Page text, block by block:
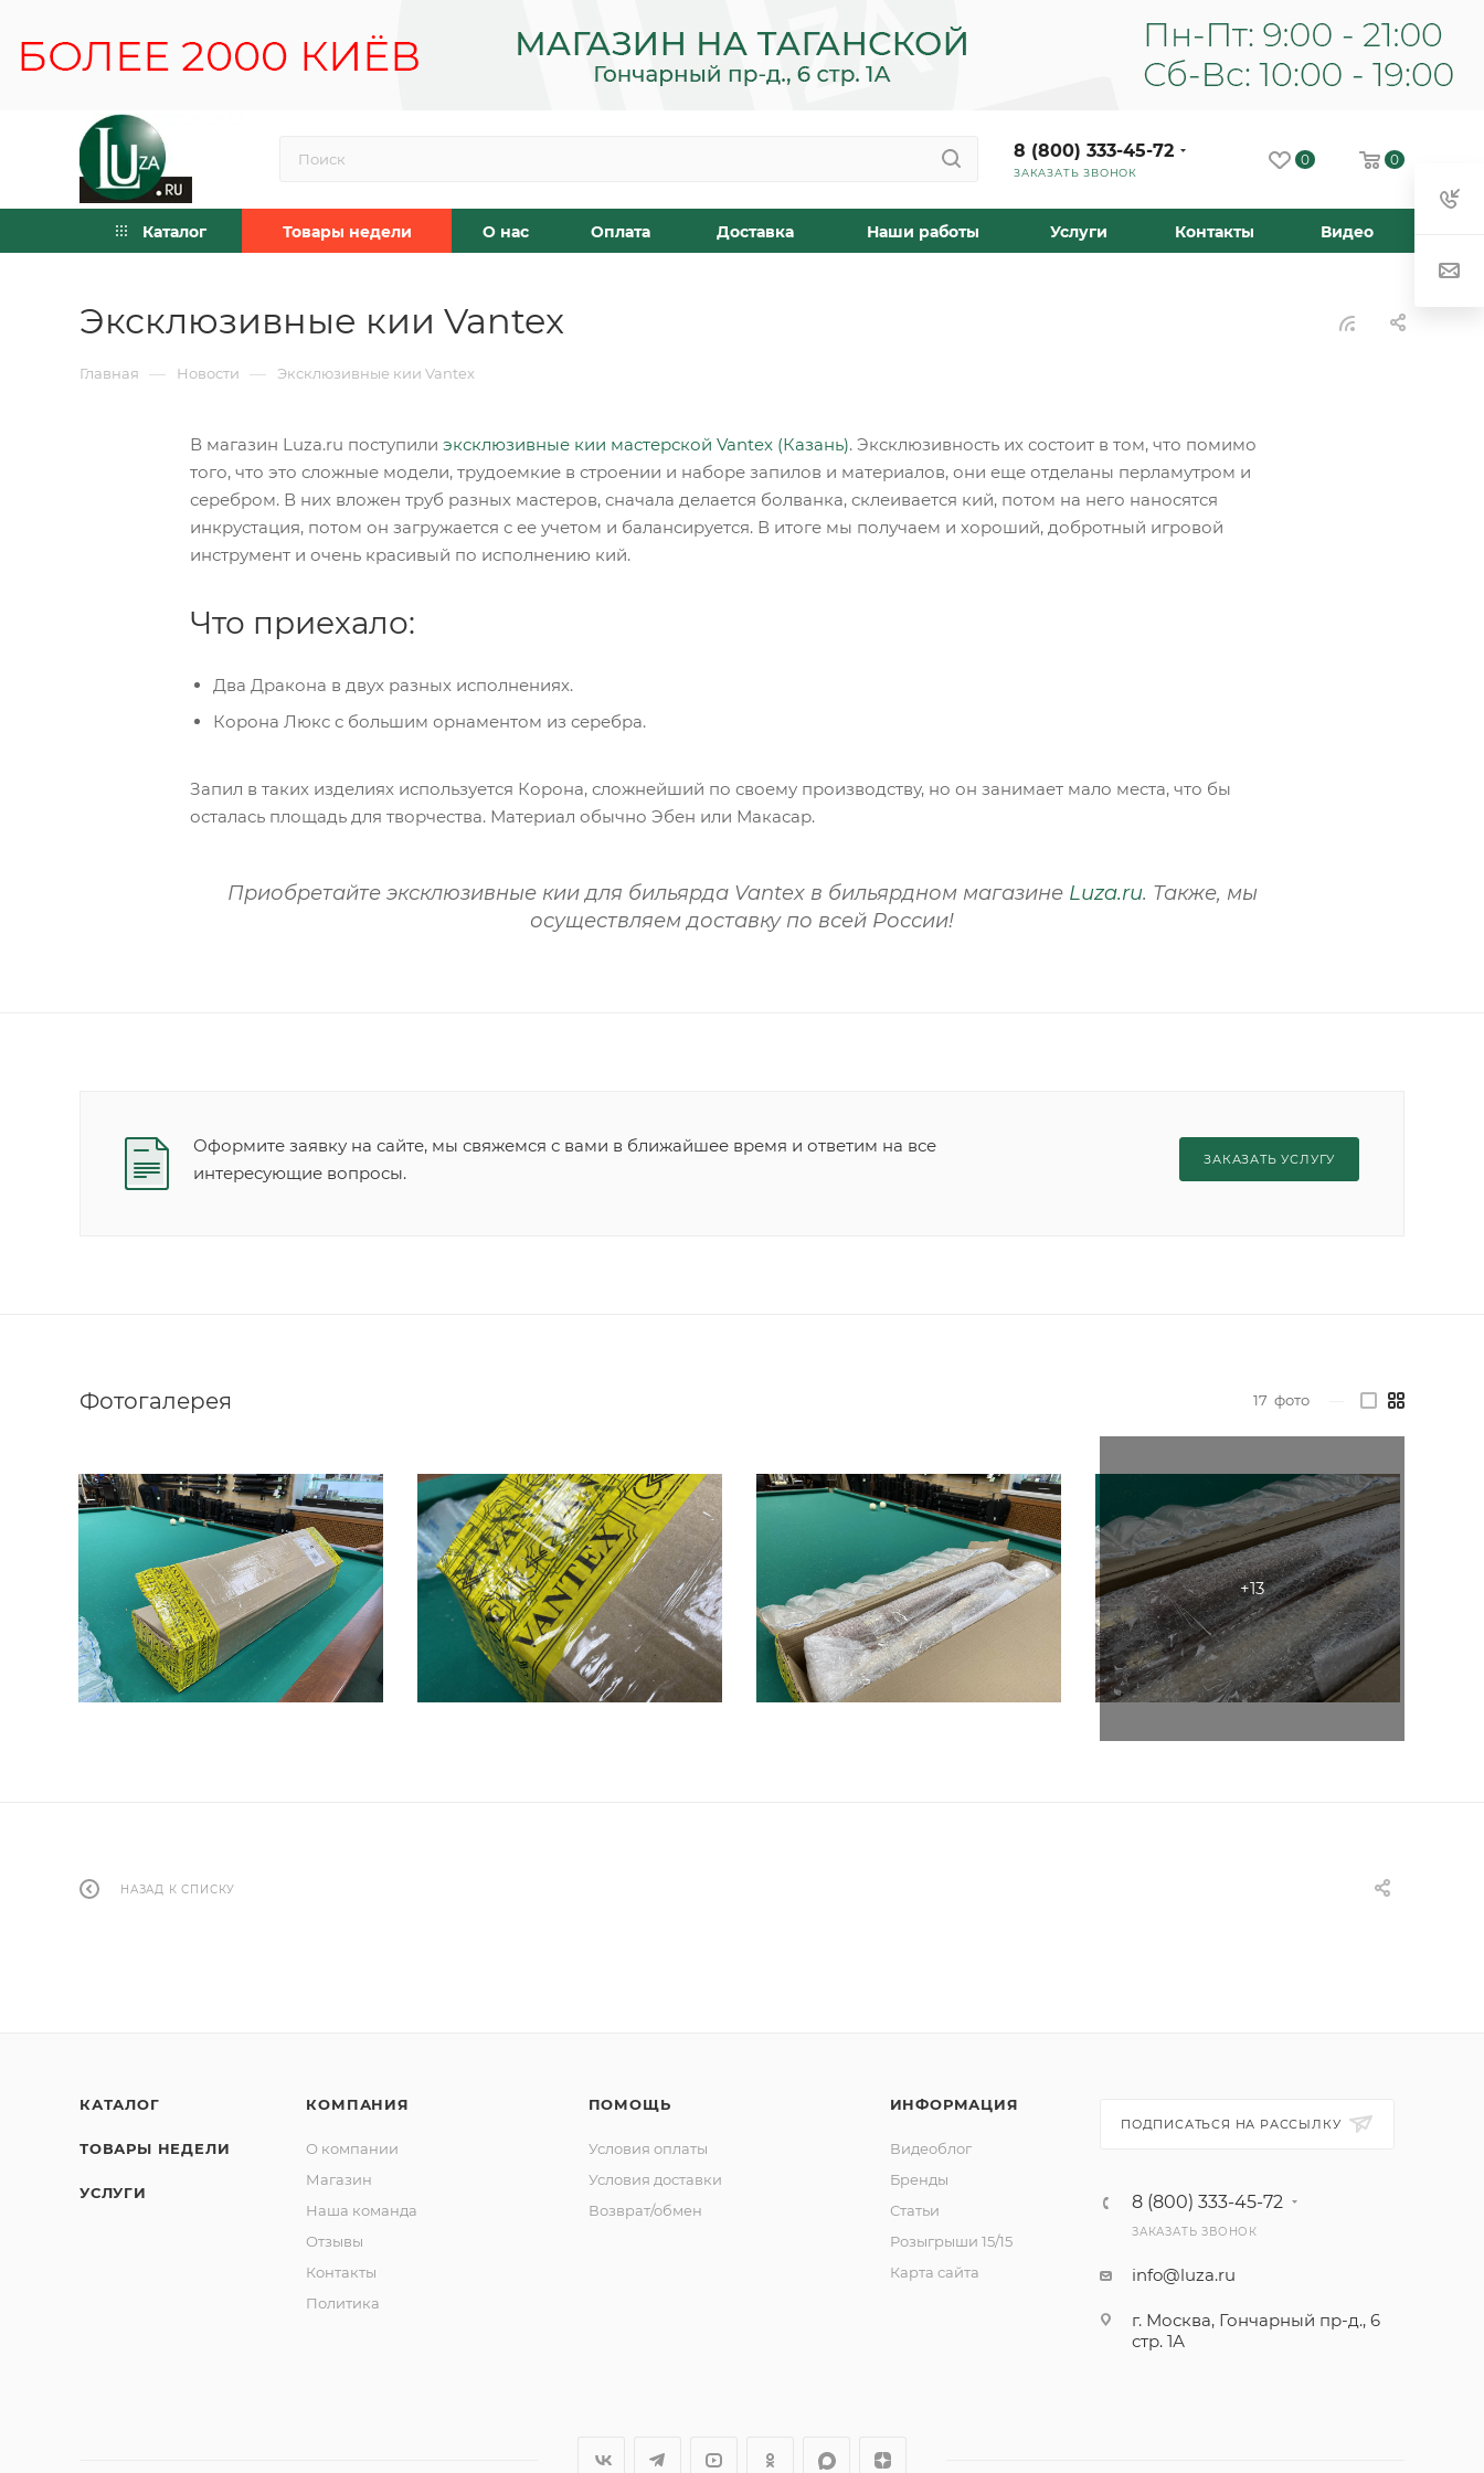
8 (800) 333-45-72
ЗАКАЗАТЬ ЗВОНОК
0 0
Каталог Товары недели О нас Оплата Доставка Наши работы Услуги Контакты Видео
Эксклюзивные кии Vantex
Главная — Новости — Эксклюзивные кии Vantex
В магазин Luza.ru поступили эксклюзивные кии мастерской Vantex (Казань). Эксклюзивность их состоит в том, что помимо
того, что это сложные модели, трудоемкие в строении и наборе запилов и материалов, они еще отделаны перламутром и
серебром. В них вложен труб разных мастеров, сначала делается болванка, склеивается кий, потом на него наносятся
инкрустация, потом он загружается с ее учетом и балансируется. В итоге мы получаем и хороший, добротный игровой
инструмент и очень красивый по исполнению кий.
Что приехало:
Два Дракона в двух разных исполнениях.
Корона Люкс с большим орнаментом из серебра.
Запил в таких изделиях используется Корона, сложнейший по своему производству, но он занимает мало места, что бы
осталась площадь для творчества. Материал обычно Эбен или Макасар.
Приобретайте эксклюзивные кии для бильярда Vantex в бильярдном магазине Luza.ru. Также, мы
осуществляем доставку по всей России!
Оформите заявку на сайте, мы свяжемся с вами в ближайшее время и ответим на все
интересующие вопросы.
ЗАКАЗАТЬ УСЛУГУ
Фотогалерея 17 фото
НАЗАД К СПИСКУ
КАТАЛОГ
ТОВАРЫ НЕДЕЛИ
УСЛУГИ
КОМПАНИЯ
О компании
Магазин
Наша команда
Отзывы
Контакты
Политика
ПОМОЩЬ
Условия оплаты
Условия доставки
Возврат/обмен
ИНФОРМАЦИЯ
Видеоблог
Бренды
Статьи
Розыгрыши 15/15
Карта сайта
ПОДПИСАТЬСЯ НА РАССЫЛКУ
8 (800) 333-45-72
ЗАКАЗАТЬ ЗВОНОК
info@luza.ru
г. Москва, Гончарный пр-д., 6
стр. 1А